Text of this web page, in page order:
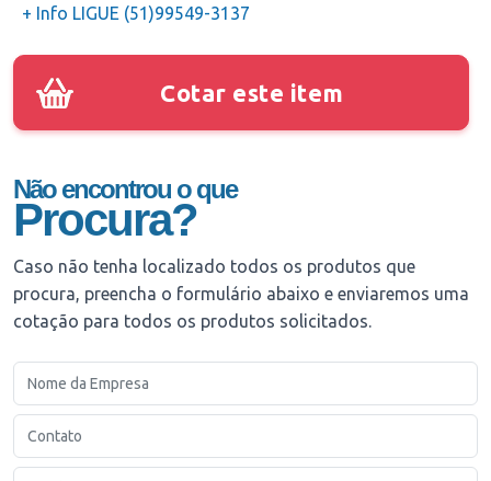
+ Info LIGUE (51)99549-3137
Cotar este item
Não encontrou o que
Procura?
Caso não tenha localizado todos os produtos que
procura, preencha o formulário abaixo e enviaremos uma
cotação para todos os produtos solicitados.